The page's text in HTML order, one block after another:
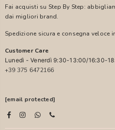
Fai acquisti su Step By Step:
dai migliori brand.
Spedizione sicura e consegna veloce
Customer Care
Lunedì - Venerdì 9:30-13:00/16:30-
+39 375 6472166
[email protected]